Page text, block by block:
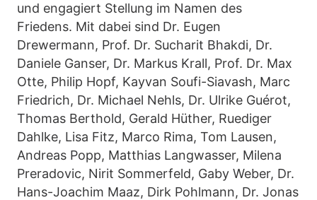
und engagiert Stellung im Namen des
Friedens. Mit dabei sind Dr. Eugen
Drewermann, Prof. Dr. Sucharit Bhakdi, Dr.
Daniele Ganser, Dr. Markus Krall, Prof. Dr. Max
Otte, Philip Hopf, Kayvan Soufi-Siavash, Marc
Friedrich, Dr. Michael Nehls, Dr. Ulrike Guérot,
Thomas Berthold, Gerald Hüther, Ruediger
Dahlke, Lisa Fitz, Marco Rima, Tom Lausen,
Andreas Popp, Matthias Langwasser, Milena
Preradovic, Nirit Sommerfeld, Gaby Weber, Dr.
Hans-Joachim Maaz, Dirk Pohlmann, Dr. Jonas